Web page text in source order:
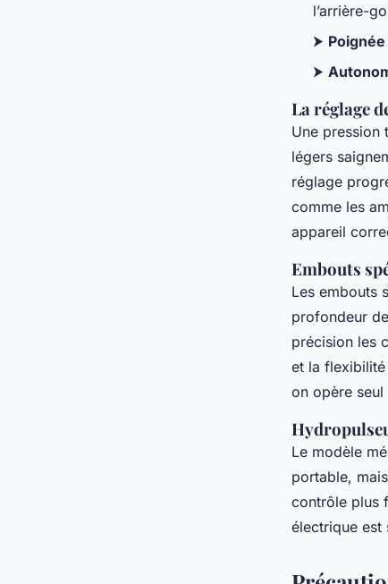
l’arrière-
⮞
⮞
La réglage
Une pression
légers
réglage
comme les
appareil
Embouts
Les embouts
profondeur
précision les
et la flexibilité
on opère
Le modèle
portable,
contrôle plus
électrique est